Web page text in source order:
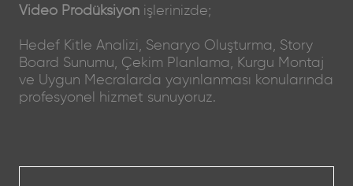
Video Prodüksiyon işlerinizde;
Hedef Kitle Analizi, Senaryo Oluşturma, Story
Board Sunumu, Çekim Planlama, Kurgu Montaj
ve Uygun Mecralarda yayınlanması konularında
profesyonel hizmet sunuyoruz.